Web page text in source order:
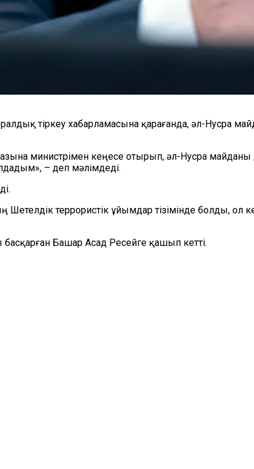
тіркеу хабарламасына қарағанда, әл-Нусра
министрімен кеңесе отырып, әл-Нусра майданы
– деп мәлімдеді.
террористік ұйымдар тізімінде болды, ол
Башар Асад Ресейге қашып кетті.